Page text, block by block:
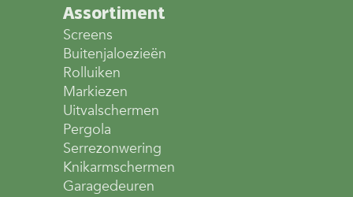
Assortiment
Screens
Buitenjaloezieën
Rolluiken
Markiezen
Uitvalschermen
Pergola
Serrezonwering
Knikarmschermen
Garagedeuren